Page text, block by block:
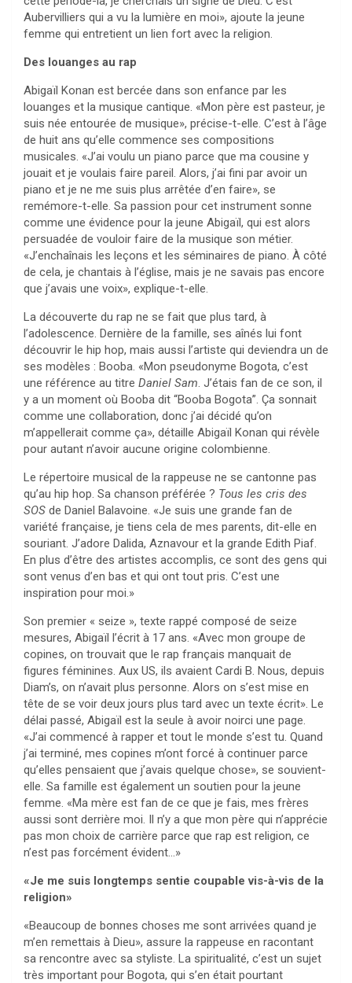
Aubervilliers qui a vu la lumière en moi», ajoute la jeune
femme qui entretient un lien fort avec la religion.
Des louanges au rap
Abigaïl Konan est bercée dans son enfance par les
louanges et la musique cantique. «Mon père est pasteur, je
suis née entourée de musique», précise-t-elle. C’est à l’âge
de huit ans qu’elle commence ses compositions
musicales. «J’ai voulu un piano parce que ma cousine y
jouait et je voulais faire pareil. Alors, j’ai fini par avoir un
piano et je ne me suis plus arrêtée d’en faire», se
remémore-t-elle. Sa passion pour cet instrument sonne
comme une évidence pour la jeune Abigaïl, qui est alors
persuadée de vouloir faire de la musique son métier.
«J’enchaînais les leçons et les séminaires de piano. À côté
de cela, je chantais à l’église, mais je ne savais pas encore
que j’avais une voix», explique-t-elle.
La découverte du rap ne se fait que plus tard, à
l’adolescence. Dernière de la famille, ses aînés lui font
découvrir le hip hop, mais aussi l’artiste qui deviendra un de
ses modèles : Booba. «Mon pseudonyme Bogota, c’est
une référence au titre Daniel Sam. J’étais fan de ce son, il
y a un moment où Booba dit “Booba Bogota”. Ça sonnait
comme une collaboration, donc j’ai décidé qu’on
m’appellerait comme ça», détaille Abigaïl Konan qui révèle
pour autant n’avoir aucune origine colombienne.
Le répertoire musical de la rappeuse ne se cantonne pas
qu’au hip hop. Sa chanson préférée ? Tous les cris des
SOS de Daniel Balavoine. «Je suis une grande fan de
variété française, je tiens cela de mes parents, dit-elle en
souriant. J’adore Dalida, Aznavour et la grande Edith Piaf.
En plus d’être des artistes accomplis, ce sont des gens qui
sont venus d’en bas et qui ont tout pris. C’est une
inspiration pour moi.»
Son premier « seize », texte rappé composé de seize
mesures, Abigaïl l’écrit à 17 ans. «Avec mon groupe de
copines, on trouvait que le rap français manquait de
figures féminines. Aux US, ils avaient Cardi B. Nous, depuis
Diam’s, on n’avait plus personne. Alors on s’est mise en
tête de se voir deux jours plus tard avec un texte écrit». Le
délai passé, Abigaïl est la seule à avoir noirci une page.
«J’ai commencé à rapper et tout le monde s’est tu. Quand
j’ai terminé, mes copines m’ont forcé à continuer parce
qu’elles pensaient que j’avais quelque chose», se souvient-
elle. Sa famille est également un soutien pour la jeune
femme. «Ma mère est fan de ce que je fais, mes frères
aussi sont derrière moi. Il n’y a que mon père qui n’apprécie
pas mon choix de carrière parce que rap est religion, ce
n’est pas forcément évident…»
«Je me suis longtemps sentie coupable vis-à-vis de la
religion»
«Beaucoup de bonnes choses me sont arrivées quand je
m’en remettais à Dieu», assure la rappeuse en racontant
sa rencontre avec sa styliste. La spiritualité, c’est un sujet
très important pour Bogota, qui s’en était pourtant